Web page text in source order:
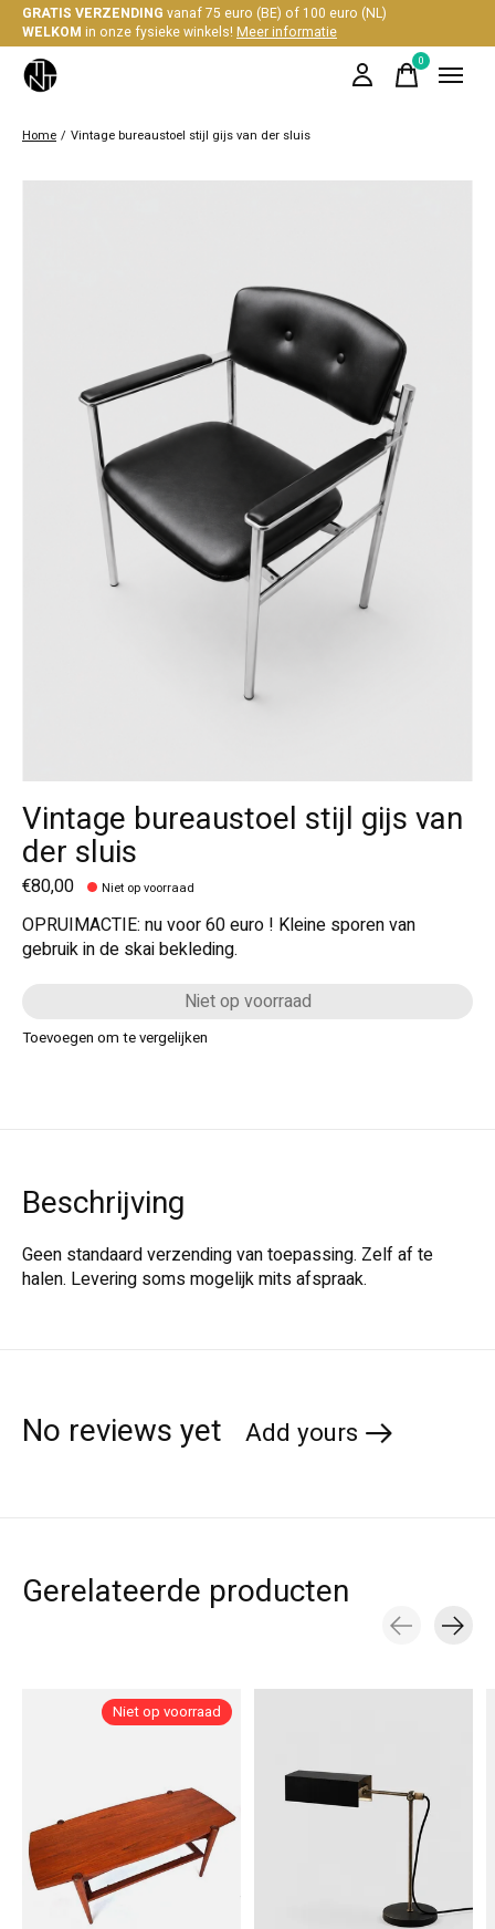
GRATIS VERZENDING vanaf 75 euro (BE) of 100 euro (NL)
WELKOM in onze fysieke winkels!Meer informatie
0items
Home / Vintage bureaustoel stijl gijs van der sluis
Vintage bureaustoel stijl gijs van
der sluis
€80,00 Niet op voorraad
OPRUIMACTIE: nu voor 60 euro ! Kleine sporen van
gebruik in de skai bekleding.
Niet op voorraad
Toevoegen om te vergelijken
Beschrijving
Geen standaard verzending van toepassing. Zelf af te
halen. Levering soms mogelijk mits afspraak.
No reviews yet Add yours
Gerelateerde producten
Niet op voorraad